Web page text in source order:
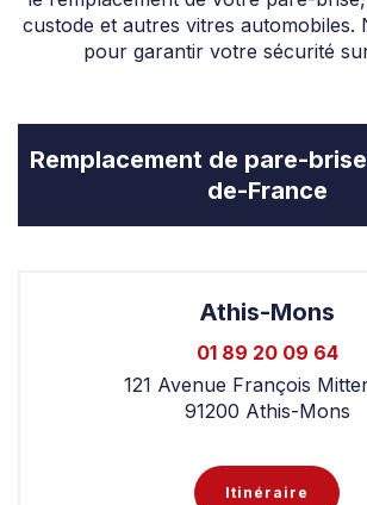
custode et autres vitres automobiles.
pour garantir votre sécurité
Remplacement de pare-
de-France
Athis-Mons
01 89 20 09 64
121 Avenue François
91200 Athis-Mons
Itinéraire